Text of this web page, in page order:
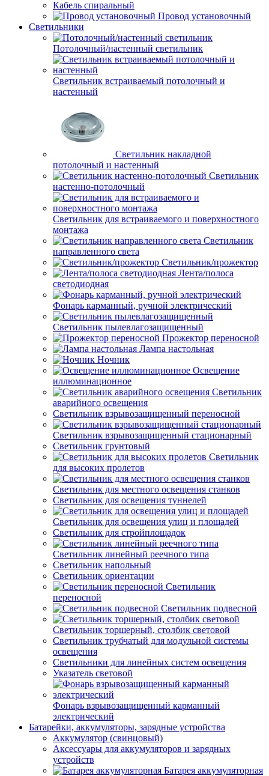
Кабель спиральный
Провод установочный
Светильники
Потолочный/настенный светильник
Светильник встраиваемый потолочный и
настенный
Светильник накладной
потолочный и настенный
Светильник
настенно-потолочный
Светильник для встраиваемого и поверхностного
монтажа
Светильник
направленного света
Светильник/прожектор
Лента/полоса
светодиодная
Фонарь карманный, ручной электрический
Светильник пылевлагозащищенный
Прожектор переносной
Лампа настольная
Ночник
Освещение
иллюминационное
Светильник
аварийного освещения
Светильник взрывозащищенный переносной
Светильник взрывозащищенный стационарный
Светильник грунтовый
Светильник
для высоких пролетов
Светильник для местного освещения станков
Светильник для освещения туннелей
Светильник для освещения улиц и площадей
Светильник для стройплощадок
Светильник линейный реечного типа
Светильник напольный
Светильник ориентации
Светильник
переносной
Светильник подвесной
Светильник торшерный, столбик световой
Светильник трубчатый для модульной системы
освещения
Светильники для линейных систем освещения
Указатель световой
Фонарь взрывозащищенный карманный
электрический
Батарейки, аккумуляторы, зарядные устройства
Аккумулятор (свинцовый)
Аксессуары для аккумуляторов и зарядных
устройств
Батарея аккумуляторная